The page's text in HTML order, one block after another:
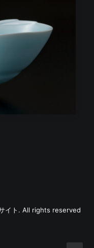
イト. All rights reserved